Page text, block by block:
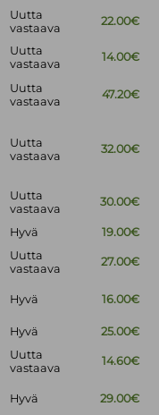
Uutta
vastaava
22.00€
Uutta
vastaava
14.00€
Uutta
vastaava
47.20€
Uutta
vastaava
32.00€
Uutta
vastaava
30.00€
Hyvä 19.00€
Uutta
vastaava
27.00€
Hyvä 16.00€
Hyvä 25.00€
Uutta
vastaava
14.60€
Hyvä 29.00€